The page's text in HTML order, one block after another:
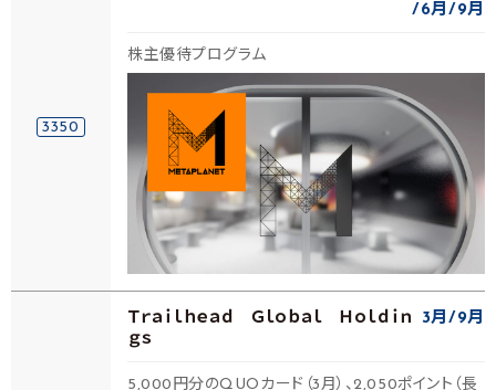
3350
6月
9月
株主優待プログラム
Ｔｒａｉｌｈｅａｄ Ｇｌｏｂａｌ Ｈｏｌｄｉｎ
ｇｓ
3月 9月
5,000円分のQUOカード（3月）、2,050ポイント（長